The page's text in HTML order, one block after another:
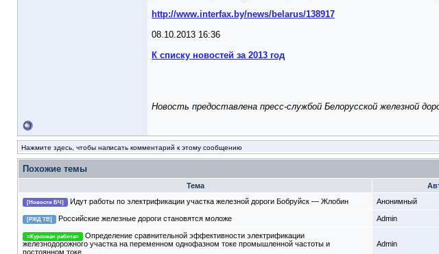
http://www.interfax.by/news/belarus/138917
08.10.2013 16:36
К списку новостей за 2013 год
Новость предоставлена пресс-службой Белорусской железной
Нажмите здесь, чтобы написать комментарий к этому сообщению
Похожие темы
Тема
[Новости БЧ] Идут работы по электрификации участка железной дороги Бобруйск — Жлобин Анонимный
[РЖД ТВ] Российские железные дороги становятся моложе Admin
=Курсовая работа=
Определение сравнительной эффективности электрификации
железнодорожного участка на переменном однофазном токе промышленной частоты и
постоянном токе
Admin